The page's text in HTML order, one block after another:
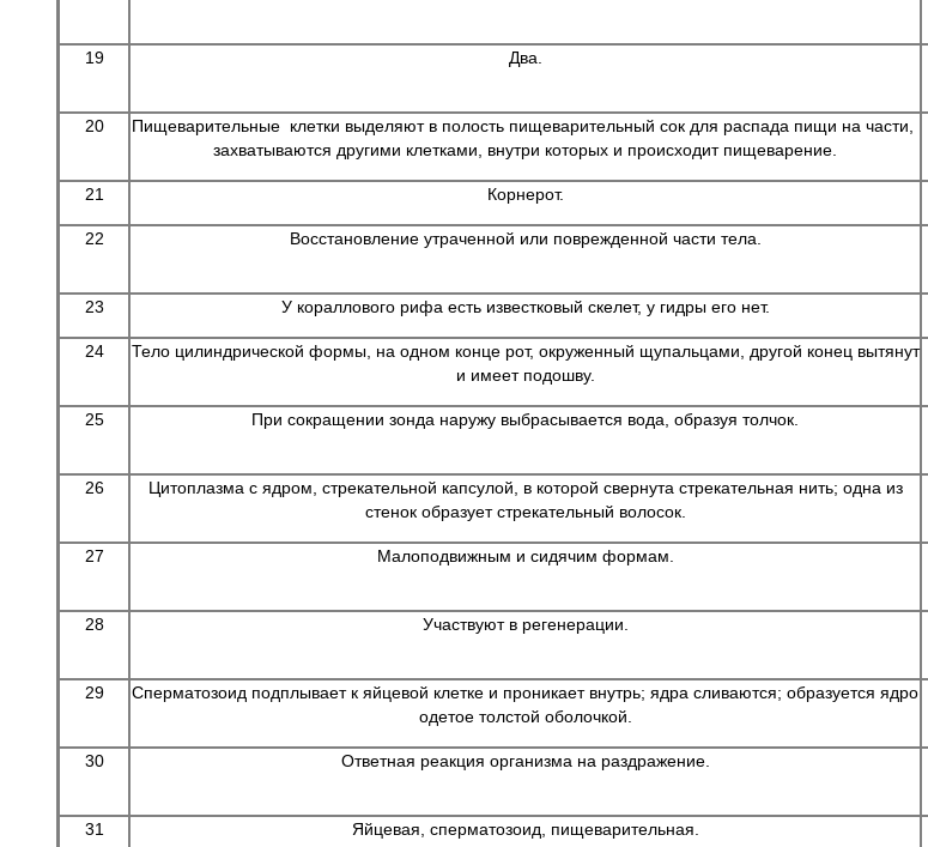
19 Два.
20
Пищеварительные клетки выделяют в полость пищеварительный сок для распада пищи на части,
захватываются другими клетками, внутри которых и происходит пищеварение.
21 Корнерот.
22 Восстановление утраченной или поврежденной части тела.
23 У кораллового рифа есть известковый скелет, у гидры его нет.
24
Тело цилиндрической формы, на одном конце рот, окруженный щупальцами, другой конец вытянут
и имеет подошву.
25 При сокращении зонда наружу выбрасывается вода, образуя толчок.
26
Цитоплазма с ядром, стрекательной капсулой, в которой свернута стрекательная нить; одна из
стенок образует стрекательный волосок.
27 Малоподвижным и сидячим формам.
28 Участвуют в регенерации.
29
Сперматозоид подплывает к яйцевой клетке и проникает внутрь; ядра сливаются; образуется ядро
одетое толстой оболочкой.
30 Ответная реакция организма на раздражение.
31 Яйцевая, сперматозоид, пищеварительная.